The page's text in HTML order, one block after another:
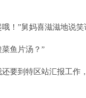
”舅妈喜滋滋地说笑
鱼片汤？”
到特区站汇报工作